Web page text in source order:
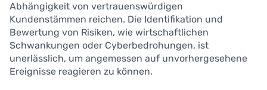
Abhängigkeit von vertrauenswürdigen
Kundenstämmen reichen. Die Identifikation und
Bewertung von Risiken, wie wirtschaftlichen
Schwankungen oder Cyberbedrohungen, ist
unerlässlich, um angemessen auf unvorhergesehene
Ereignisse reagieren zu können.